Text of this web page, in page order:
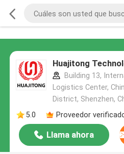
Huajitong
Building 13,
Logistics Center,
District, Shenzhen,
5.0
Proveedor
Llama ahora